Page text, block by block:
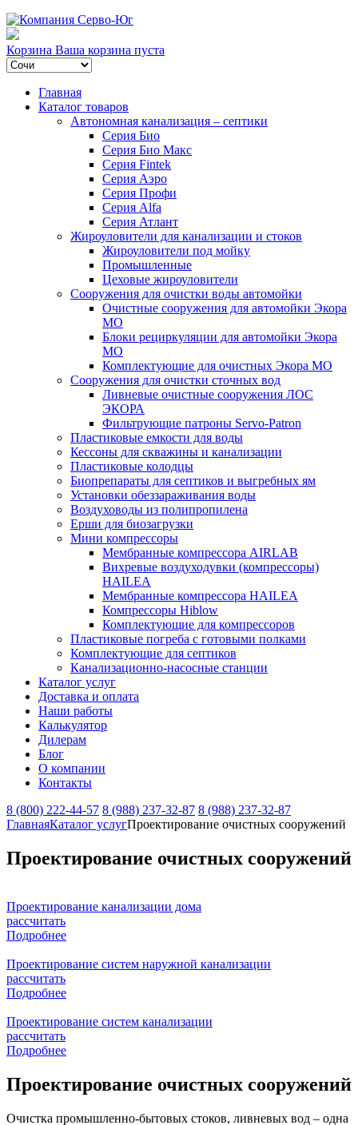
Корзина Ваша корзина пуста
Главная
Каталог товаров
Автономная канализация – септики
Серия Био
Серия Био Макс
Серия Fintek
Серия Аэро
Серия Профи
Серия Alfa
Серия Атлант
Жироуловители для канализации и стоков
Жироуловители под мойку
Промышленные
Цеховые жироуловители
Сооружения для очистки воды автомойки
Очистные сооружения для автомойки Экора
МО
Блоки рециркуляции для автомойки Экора
МО
Комплектующие для очистных Экора МО
Сооружения для очистки сточных вод
Ливневые очистные сооружения ЛОС
ЭКОРА
Фильтрующие патроны Servo-Patron
Пластиковые емкости для воды
Кессоны для скважины и канализации
Пластиковые колодцы
Биопрепараты для септиков и выгребных ям
Установки обеззараживания воды
Воздуховоды из полипропилена
Ерши для биозагрузки
Мини компрессоры
Мембранные компрессора AIRLAB
Вихревые воздуходувки (компрессоры)
HAILEA
Мембранные компрессора HAILEA
Компрессоры Hiblow
Комплектующие для компрессоров
Пластиковые погреба с готовыми полками
Комплектующие для септиков
Канализационно-насосные станции
Каталог услуг
Доставка и оплата
Наши работы
Калькулятор
Дилерам
Блог
О компании
Контакты
8 (800) 222-44-57 8 (988) 237-32-87 8 (988) 237-32-87
ГлавнаяКаталог услугПроектирование очистных сооружений
Проектирование очистных сооружений
Проектирование канализации дома
рассчитать
Подробнее
Проектирование систем наружной канализации
рассчитать
Подробнее
Проектирование систем канализации
рассчитать
Подробнее
Проектирование очистных сооружений
Очистка промышленно-бытовых стоков, ливневых вод – одна